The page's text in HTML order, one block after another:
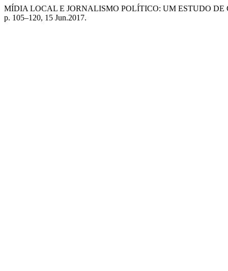
MÍDIA LOCAL E JORNALISMO POLÍTICO: UM ESTUDO
p. 105–120, 15 Jun.2017.